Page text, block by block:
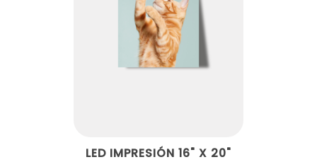
LED IMPRESIÓN 16" X 20"